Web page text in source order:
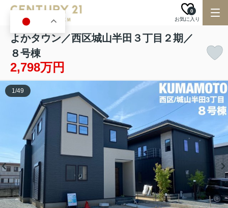
お気に入り
0
よかタウン／西区城山半田３丁目２期／
８号棟
2,798万円
1/49